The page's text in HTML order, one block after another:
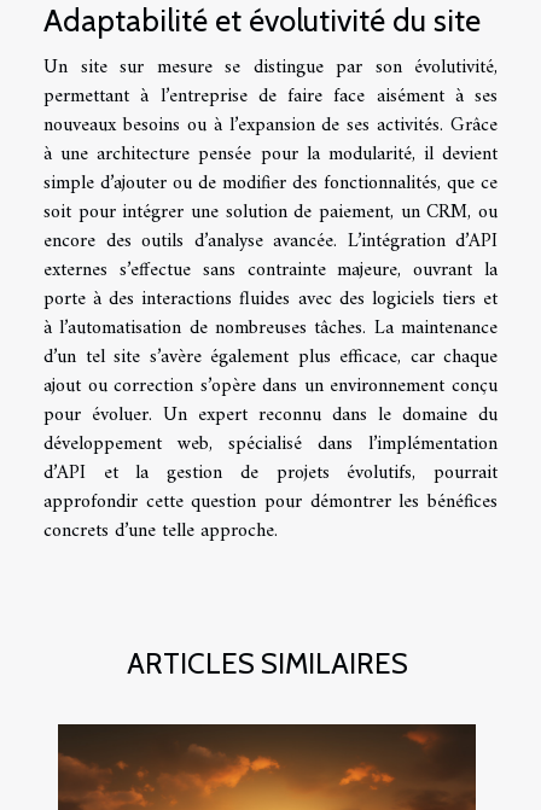
Adaptabilité et évolutivité du site
Un site sur mesure se distingue par son évolutivité,
permettant à l’entreprise de faire face aisément à ses
nouveaux besoins ou à l’expansion de ses activités. Grâce
à une architecture pensée pour la modularité, il devient
simple d’ajouter ou de modifier des fonctionnalités, que ce
soit pour intégrer une solution de paiement, un CRM, ou
encore des outils d’analyse avancée. L’intégration d’API
externes s’effectue sans contrainte majeure, ouvrant la
porte à des interactions fluides avec des logiciels tiers et
à l’automatisation de nombreuses tâches. La maintenance
d’un tel site s’avère également plus efficace, car chaque
ajout ou correction s’opère dans un environnement conçu
pour évoluer. Un expert reconnu dans le domaine du
développement web, spécialisé dans l’implémentation
d’API et la gestion de projets évolutifs, pourrait
approfondir cette question pour démontrer les bénéfices
concrets d’une telle approche.
ARTICLES SIMILAIRES